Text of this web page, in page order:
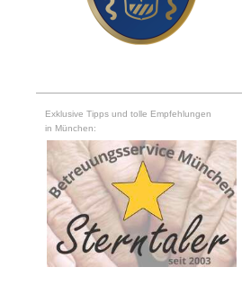
Exklusive Tipps und tolle Empfehlungen
in München: